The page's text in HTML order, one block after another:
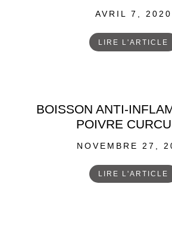
POSTED
AVRIL 7, 2020
LIRE L'ARTICLE
BOISSON ANTI-
POIVRE
POSTED
NOVEMBRE 27,
LIRE L'ARTICLE